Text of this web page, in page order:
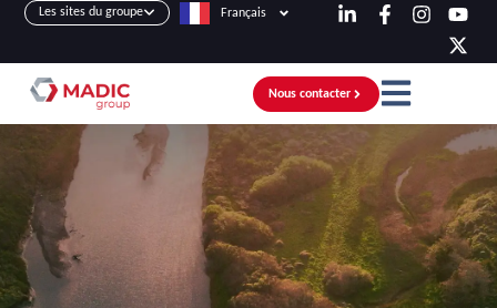
Les sites du groupe Français
Nous contacter